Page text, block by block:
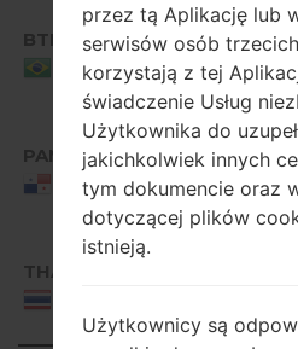
BTM
Brazil
V10A_03.kdz
PAN
Panama
V10C_00.kdz
THA
przez tą Aplikację lub
serwisów osób
korzystają z tej
świadczenie Usług
Użytkownika do
jakichkolwiek innych
tym dokumencie oraz
dotyczącej plików
istnieją.
Użytkownicy są